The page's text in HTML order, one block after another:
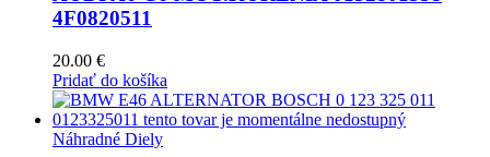
4F0820511
20.00 €
Pridať do košíka
Náhradné Diely